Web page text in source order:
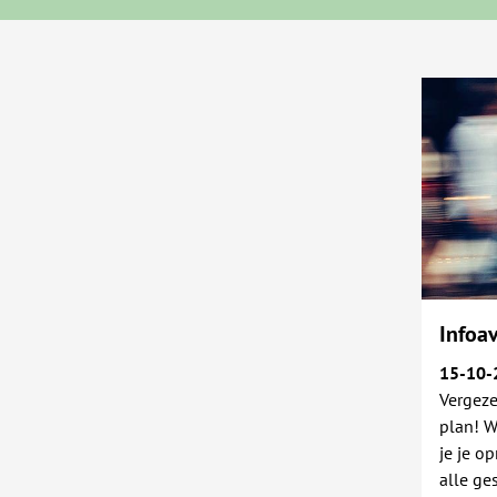
15-10-
plan!
je je
alle